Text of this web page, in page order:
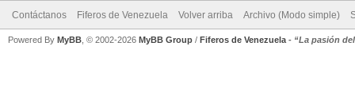
Contáctanos Fiferos de Venezuela Volver arriba Archivo (Modo simple)
Powered By MyBB , © 2002-2026 MyBB Group / Fiferos de Venezuela - “La pasión